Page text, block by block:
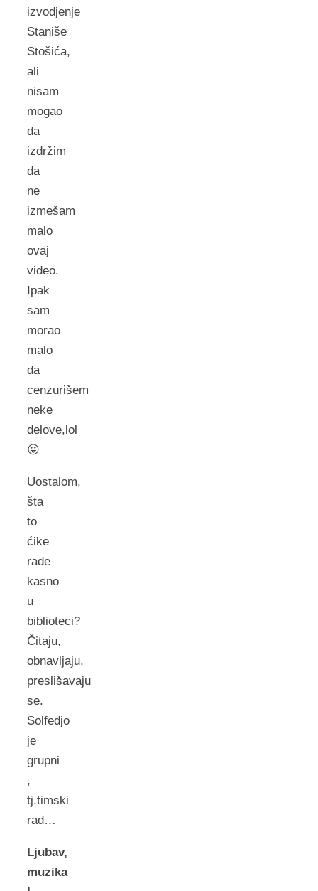
izvodjenje
Staniše
Stošića,
ali
nisam
mogao
da
izdržim
da
ne
izmešam
malo
ovaj
video.
Ipak
sam
morao
malo
da
cenzurišem
neke
delove,lol
😛
Uostalom,
šta
to
ćike
rade
kasno
u
biblioteci?
Čitaju,
obnavljaju,
preslišavaju
se.
Solfedjo
je
grupni
,
tj.timski
rad…
Ljubav,
muzika